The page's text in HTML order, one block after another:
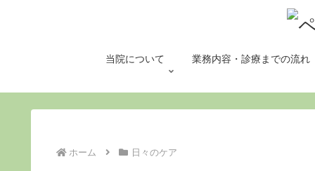
当院について 業務内容・診療までの流れ
ホーム 日々のケア